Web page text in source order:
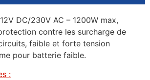
DC/230V AC – 1200W max,
contre les surcharge de
faible et forte tension
pour batterie faible.
: